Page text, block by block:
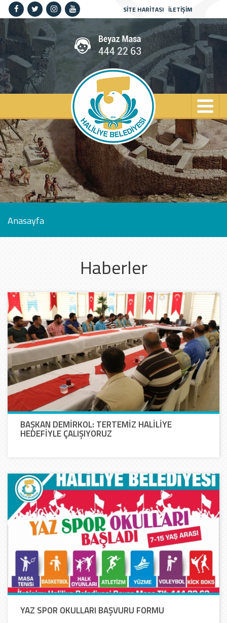
SİTE HARİTASI İLETİŞİM
Anasayfa
Haberler
BAŞKAN DEMİRKOL: TERTEMİZ HALİLİYE
HEDEFİYLE ÇALIŞIYORUZ
YAZ SPOR OKULLARI BAŞVURU FORMU
Anasayfa
Kurumsal
Haliliye
Spor
Kültür
Sanat
Güncel
İletişim